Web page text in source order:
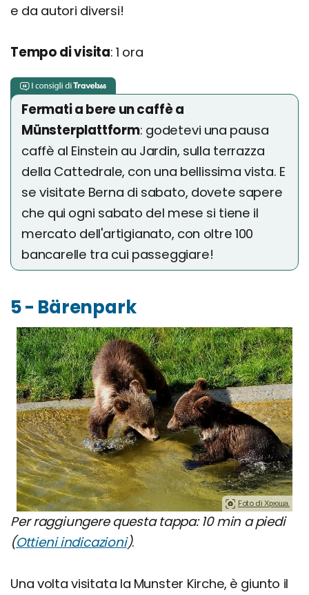
e da autori diversi!
Tempo di visita: 1 ora
Fermati a bere un caffè a
Münsterplattform: godetevi una pausa
caffè al Einstein au Jardin, sulla terrazza
della Cattedrale, con una bellissima vista. E
se visitate Berna di sabato, dovete sapere
che qui ogni sabato del mese si tiene il
mercato dell'artigianato, con oltre 100
bancarelle tra cui passeggiare!
5 - Bärenpark
Foto di Хрюша.
Per raggiungere questa tappa: 10 min a piedi
(Ottieni indicazioni).
Una volta visitata la Munster Kirche, è giunto il